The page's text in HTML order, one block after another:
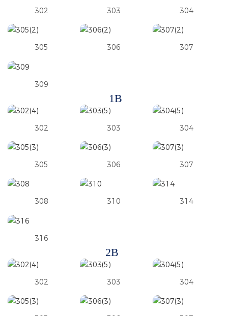
302 303 304
305 306 307
309
1B
302 303 304
305 306 307
308 310 314
316
2B
302 303 304